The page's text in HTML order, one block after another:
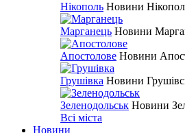
Нікополь Новини
Марганець Новини
Апостолове Новини
Грушівка Новини
Зеленодольськ Новини
Всі міста
Новини